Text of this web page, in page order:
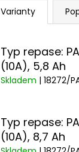
Varianty
Typ repase:
(10A), 5,8 Ah
Skladem | 18272/
Typ repase:
(10A), 8,7 Ah